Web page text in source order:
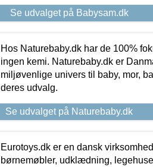
Se udvalget på Babysam.dk
Hos Naturebaby.dk har de 100%
ingen kemi. Naturebaby.dk er
miljøvenlige univers til baby, mor,
deres udvalg.
Se udvalget på Naturebaby.dk
Eurotoys.dk er en dansk
børnemøbler, udklædning,